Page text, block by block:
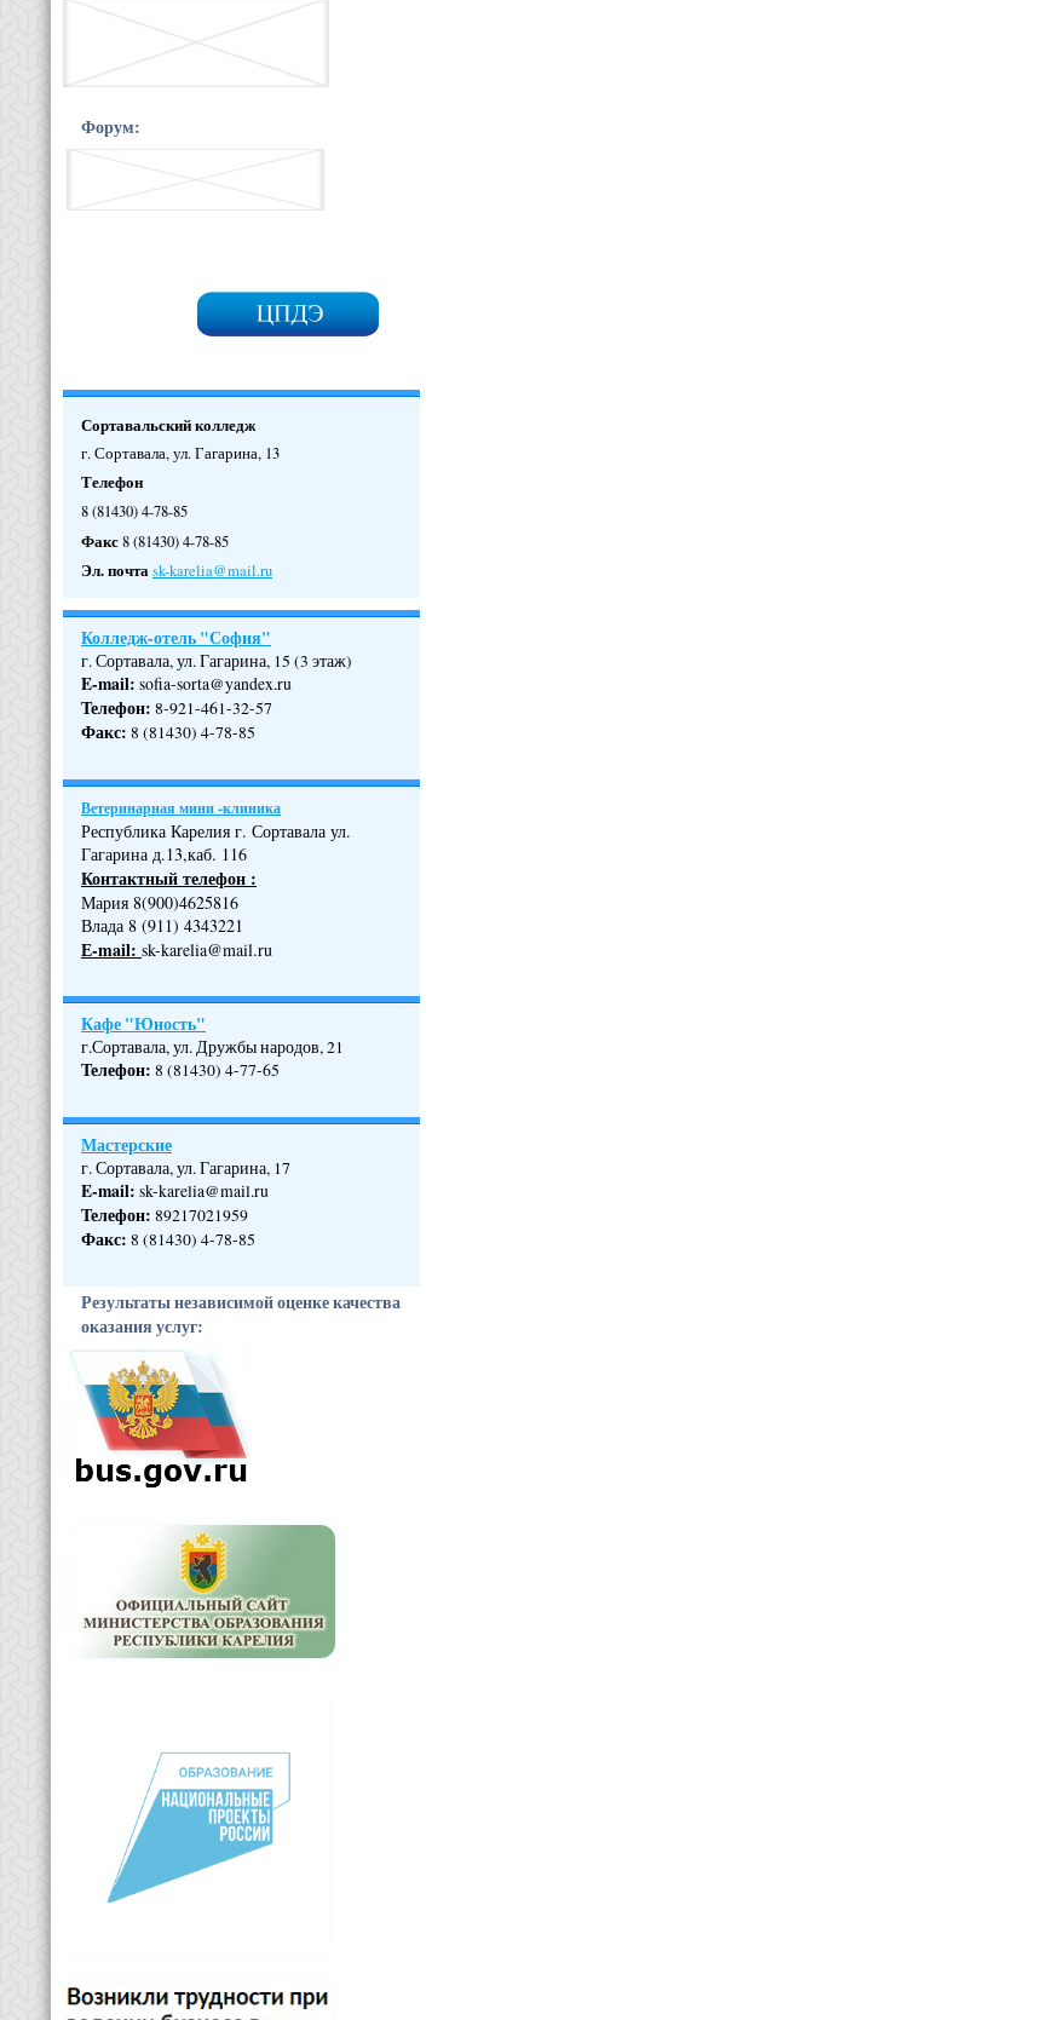
Форум:
Сортавальский колледж
г. Сортавала, ул. Гагарина, 13
Телефон
8 (81430) 4-78-85
Факс8 (81430) 4-78-85
Эл. почтаsk-karelia@mail.ru
Колледж-отель "София"
г. Сортавала, ул. Гагарина, 15 (3 этаж)
E-mail: sofia-sorta@yandex.ru
Телефон: 8-921-461-32-57
Факс: 8 (81430) 4-78-85
Ветеринарная мини -клиника
Республика Карелия г. Сортавала ул.
Гагарина д.13,каб. 116
Контактный телефон :
Мария 8(900)4625816
Влада 8 (911) 4343221
Е-mail: sk-karelia@mail.ru
Кафе "Юность"
г.Сортавала, ул. Дружбы народов, 21
Телефон: 8 (81430) 4-77-65
Мастерские
г. Сортавала, ул. Гагарина, 17
E-mail: sk-karelia@mail.ru
Телефон: 89217021959
Факс: 8 (81430) 4-78-85
Результаты независимой оценке качества
оказания услуг: